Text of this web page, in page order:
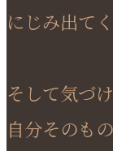
にじみ出てく
そして気づ
自分そのも